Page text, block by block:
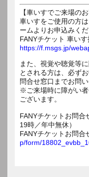
【車いすでご来場のお
車いすをご使用の方
ームよりお申込みくだ
FANYチケット 車い
https://f.msgs.jp/
また、視覚や聴覚等
とされる方は、必ず
問合せ窓口までお問
※ご来場時に障がい
ございます。
FANYチケットお問
19時／年中無休）
FANYチケットお問
p/form/